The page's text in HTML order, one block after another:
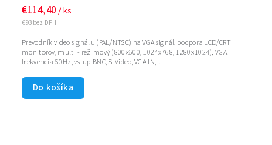
€93 bez DPH
€114,40 / ks
Do košíka
Prevodník video signálu (PAL/NTSC) na VGA signál, podpora LCD/CRT
monitorov, multi - režimový (800x600, 1024x768, 1280x1024), VGA
frekvencia 60Hz, vstup BNC, S-Video, VGA IN,...